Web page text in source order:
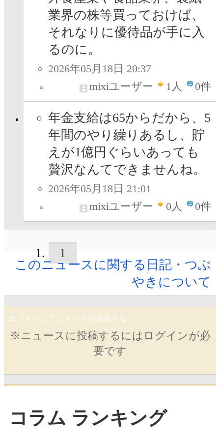
業界の株等買っておけば、
それなりに優待品が手に入
るのに。
2026年05月18日 20:37
mixiユーザー
1人 0件
年金支給は65からだから、5
年間のやり繰りあるし、貯
えが1億円ぐらいあっても
贅沢なんてできませんね。
2026年05月18日 21:01
mixiユーザー
0人 0件
1
このニュースに関する日記・つぶ
やきについて
ログインしてコメントを投稿する
※ニュースに投稿するにはログインが必
要です
コラム ランキング